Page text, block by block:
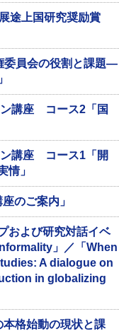
途上国研究奨励賞
委員会の役割と課題―
ン講座 コース2「国
ン講座 コース1「開
情」
のご案内」
および研究対話イベ
」／「When
A dialogue on
in globalizing
格始動の現状と課